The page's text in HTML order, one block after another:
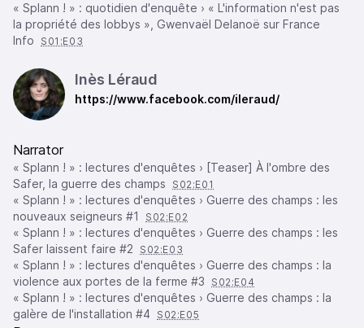
« Splann ! » : quotidien d'enquête › « L'information n'est pas
la propriété des lobbys », Gwenvaël Delanoë sur France
Info
S01:E03
Inès Léraud
https://www.facebook.com/ileraud/
Narrator
« Splann ! » : lectures d'enquêtes › [Teaser] À l'ombre des
Safer, la guerre des champs
S02:E01
« Splann ! » : lectures d'enquêtes › Guerre des champs : les
nouveaux seigneurs #1
S02:E02
« Splann ! » : lectures d'enquêtes › Guerre des champs : les
Safer laissent faire #2
S02:E03
« Splann ! » : lectures d'enquêtes › Guerre des champs : la
violence aux portes de la ferme #3
S02:E04
« Splann ! » : lectures d'enquêtes › Guerre des champs : la
galère de l'installation #4
S02:E05